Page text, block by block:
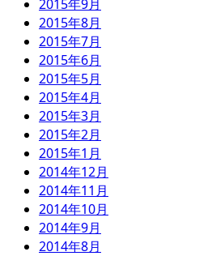
2015年9月
2015年8月
2015年7月
2015年6月
2015年5月
2015年4月
2015年3月
2015年2月
2015年1月
2014年12月
2014年11月
2014年10月
2014年9月
2014年8月